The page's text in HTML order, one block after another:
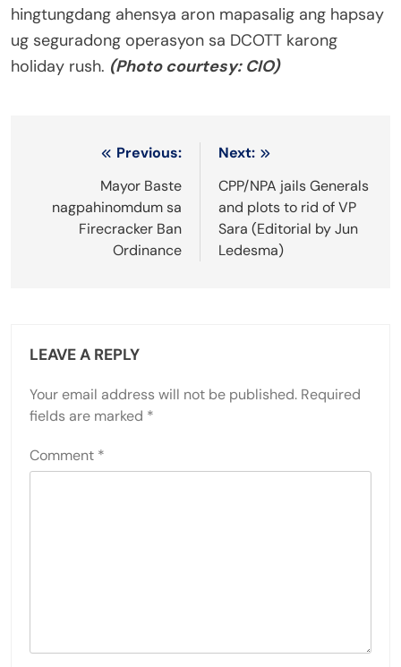
hingtungdang ahensya aron mapasalig ang hapsay
ug seguradong operasyon sa DCOTT karong
holiday rush. (Photo courtesy: CIO)
navigation
Previous:
Mayor Baste
nagpahinomdum sa
Firecracker Ban
Ordinance
Next:
CPP/NPA jails Generals
and plots to rid of VP
Sara (Editorial by Jun
Ledesma)
LEAVE A REPLY
Your email address will not be published. Required
fields are marked *
Comment *